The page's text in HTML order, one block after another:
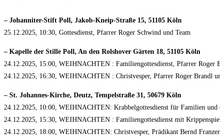
– Johanniter-Stift Poll, Jakob-Kneip-Straße 15, 51105 Köln
25.12.2025, 10:30, Gottesdienst, Pfarrer Roger Schwind und Team
– Kapelle der Stille Poll, An den Rolshover Gärten 18, 51105 Köln
24.12.2025, 15:00, WEIHNACHTEN : Familiengottesdienst, Pfarrer Roger
24.12.2025, 16:30, WEIHNACHTEN : Christvesper, Pfarrer Roger Brandl
– St. Johannes-Kirche, Deutz, Tempelstraße 31, 50679 Köln
24.12.2025, 10:00, WEIHNACHTEN: Krabbelgottesdienst für Familien
24.12.2025, 15:30, WEIHNACHTEN : Familiengottesdienst mit
24.12.2025, 18:00, WEIHNACHTEN: Christvesper, Prädikant Bernd